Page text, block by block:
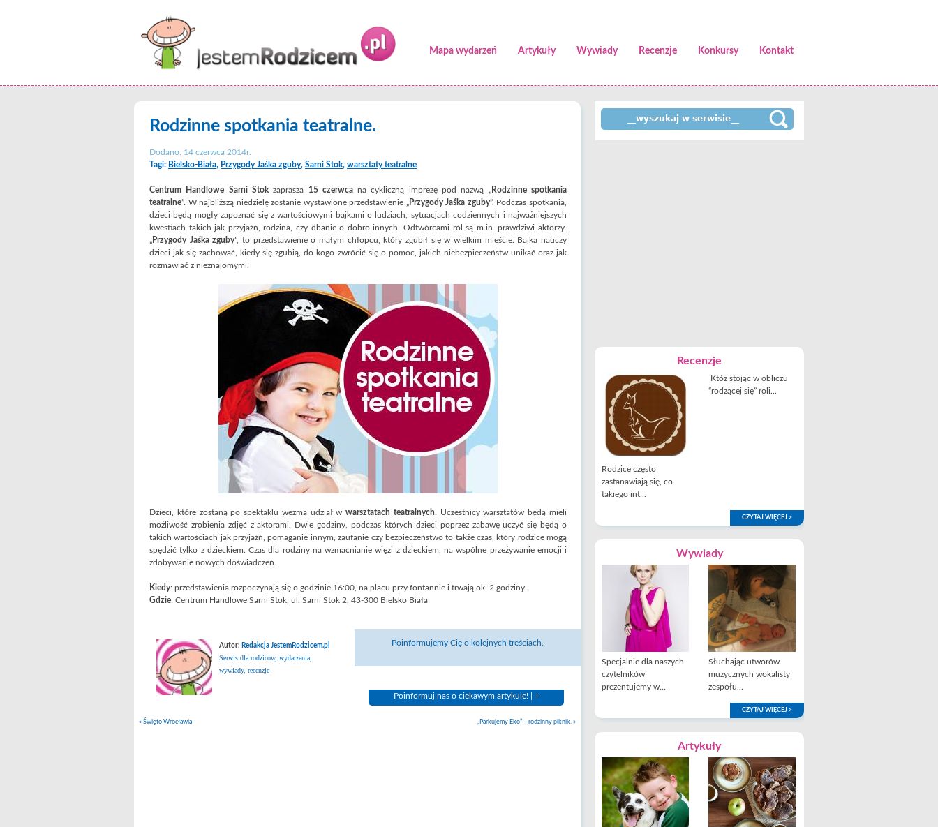
Mapa wydarzeń Artykuły Wywiady Recenzje Konkursy Kontakt
Rodzinne spotkania teatralne.
Dodano: 14 czerwca 2014r.
Tagi: Bielsko-Biała, Przygody Jaśka zguby, Sarni Stok, warsztaty teatralne
Centrum Handlowe Sarni Stokzaprasza 15 czerwcana cykliczną imprezę pod nazwą „Rodzinne spotkania
teatralne”. W najbliższą niedzielę zostanie wystawione przedstawienie „Przygody Jaśka zguby”. Podczas spotkania,
dzieci będą mogły zapoznać się z wartościowymi bajkami o ludziach, sytuacjach codziennych i najważniejszych
kwestiach takich jak przyjaźń, rodzina, czy dbanie o dobro innych. Odtwórcami ról są m.in. prawdziwi aktorzy.
„Przygody Jaśka zguby”, to przedstawienie o małym chłopcu, który zgubił się w wielkim mieście. Bajka nauczy
dzieci jak się zachować, kiedy się zgubią, do kogo zwrócić się o pomoc, jakich niebezpieczeństw unikać oraz jak
rozmawiać z nieznajomymi.
Dzieci, które zostaną po spektaklu wezmą udział wwarsztatach teatralnych . Uczestnicy warsztatów będą mieli
możliwość zrobienia zdjęć z aktorami. Dwie godziny, podczas których dzieci poprzez zabawę uczyć się będą o
takich wartościach jak przyjaźń, pomaganie innym, zaufanie czy bezpieczeństwo to także czas, który rodzice mogą
spędzić tylko z dzieckiem. Czas dla rodziny na wzmacnianie więzi z dzieckiem, na wspólne przeżywanie emocji i
zdobywanie nowych doświadczeń.
Kiedy: przedstawienia rozpoczynają się o godzinie 16:00, na placu przy fontannie i trwają ok. 2 godziny.
Gdzie: Centrum Handlowe Sarni Stok, ul. Sarni Stok 2, 43-300 Bielsko Biała
Autor: Redakcja JestemRodzicem.pl
Serwis dla rodziców, wydarzenia,
wywiady, recenzje
Poinformujemy Cię o kolejnych treściach.
Poinformuj nas o ciekawym artykule! | +
« Święto Wrocławia „Parkujemy Eko” – rodzinny piknik. »
Recenzje
Rodzice często
zastanawiają się, co
takiego int...
Któż stojąc w obliczu
“rodzącej się” roli...
CZYTAJ WIĘCEJ >
Wywiady
Specjalnie dla naszych
czytelników
prezentujemy w...
Słuchając utworów
muzycznych wokalisty
zespołu...
CZYTAJ WIĘCEJ >
Artykuły